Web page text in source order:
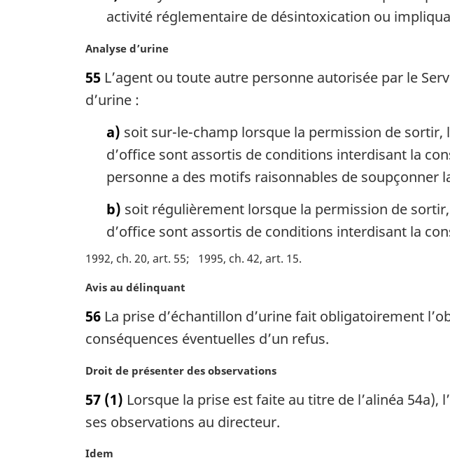
activité réglementaire de désintoxication ou
N
t
e
:
Analyse d’urine
55 L’agent ou toute autre personne autorisée par le
d’urine :
a) soit sur-le-champ lorsque la permission de
d’office sont assortis de conditions interdisant la
personne a des motifs raisonnables de soupçonner
b) soit régulièrement lorsque la permission de
d’office sont assortis de conditions interdisant la
1992, ch. 20, art. 55 1995, ch. 42, art. 15
N
t
e
a
g
i
a
Avis au délinquant
56 La prise d’échantillon d’urine fait obligatoirement
conséquences éventuelles d’un refus.
N
t
e
a
Droit de présenter des observations
57 (1) Lorsque la prise est faite au titre de l’alinéa
ses observations au directeur.
N
Idem